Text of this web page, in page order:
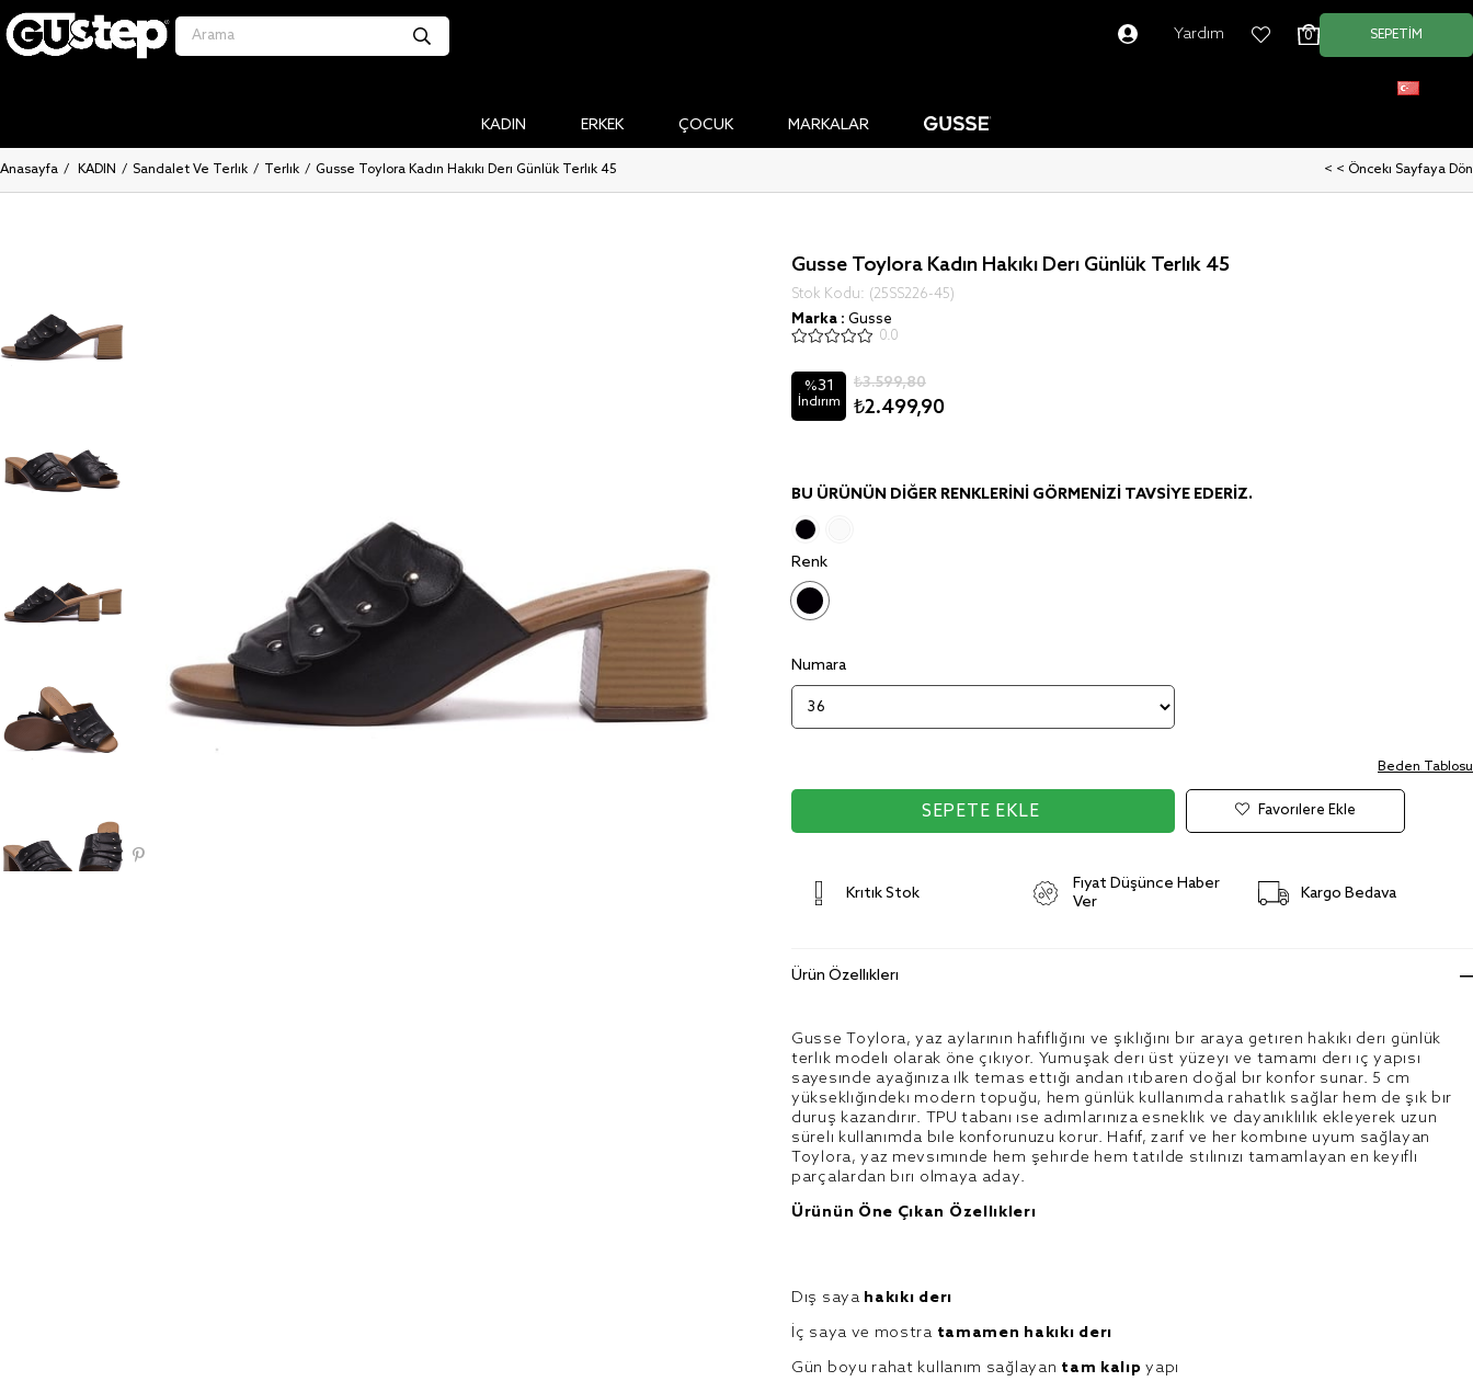
SEPETIM
0
Yardım
KADIN ERKEK ÇOCUK MARKALAR
Anasayfa KADIN Sandalet Ve Terlik Terlik Gusse Toylora Kadın Hakiki Deri Günlük Terlik 45 < < Önceki Sayfaya Dön
Paylaş
Gusse Toylora Kadın Hakiki Deri Günlük Terlik 45
Stok Kodu
(25SS226-45)
Marka : Gusse
0.0
%31
İndirim
₺3.599,80
₺2.499,90
BU ÜRÜNÜN DIĞER RENKLERINI GÖRMENIZI TAVSIYE EDERIZ.
Renk
Numara
Beden Tablosu
Favorilere Ekle
Kritik Stok
Fiyat Düşünce Haber
Ver
Kargo Bedava
Ürün Özellikleri
Gusse Toylora, yaz aylarının hafifliğini ve şıklığını bir araya getiren hakiki deri günlük
terlik modeli olarak öne çıkıyor. Yumuşak deri üst yüzeyi ve tamamı deri iç yapısı
sayesinde ayağınıza ilk temas ettiği andan itibaren doğal bir konfor sunar. 5 cm
yüksekliğindeki modern topuğu, hem günlük kullanımda rahatlık sağlar hem de şık bir
duruş kazandırır. TPU tabanı ise adımlarınıza esneklik ve dayanıklılık ekleyerek uzun
süreli kullanımda bile konforunuzu korur. Hafif, zarif ve her kombine uyum sağlayan
Toylora, yaz mevsiminde hem şehirde hem tatilde stilinizi tamamlayan en keyifli
parçalardan biri olmaya aday.
Ürünün Öne Çıkan Özellikleri
Dış saya hakiki deri
İç saya ve mostra tamamen hakiki deri
Gün boyu rahat kullanım sağlayan tam kalıp yapı